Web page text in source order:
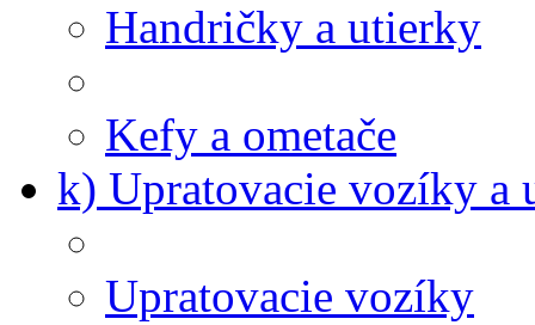
Handričky a utierky
Kefy a ometače
k) Upratovacie vozíky a
Upratovacie vozíky